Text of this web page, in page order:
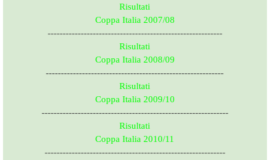
Risultati
Coppa Italia 2007/08
----------------------------------------------------------
Risultati
Coppa Italia 2008/09
-----------------------------------------------------------
Risultati
Coppa Italia 2009/10
--------------------------------------------------------------
Risultati
Coppa Italia 2010/11
------------------------------------------------------------